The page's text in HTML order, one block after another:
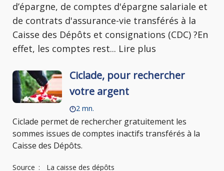
d’épargne, de comptes d'épargne salariale et
de contrats d'assurance-vie transférés à la
Caisse des Dépôts et consignations (CDC) ?En
effet, les comptes rest... Lire plus
Ciclade, pour rechercher
votre argent
2 mn.
Ciclade permet de rechercher gratuitement les
sommes issues de comptes inactifs transférés à la
Caisse des Dépôts.
Source
La caisse des dépôts